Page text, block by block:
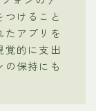
つけること
たアプリを
覚的に支出
の保持にも